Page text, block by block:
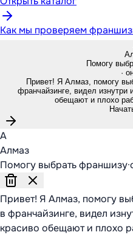
Как мы проверяем
Помогу
·
Привет! Я Алмаз, помогу
франчайзинге, видел изнутри
обещают и плохо
А
Алмаз
Помогу выбрать франшизу·
Привет! Я Алмаз, помогу
в франчайзинге, видел
красиво обещают и плохо